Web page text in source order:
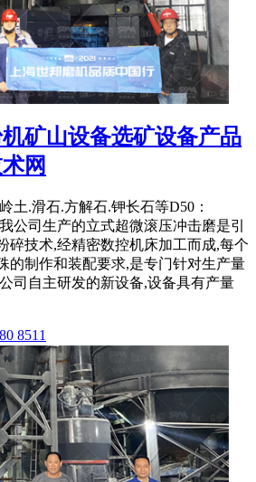
矿山设备选矿设备产品
网
土.滑石.方解石.钾长石等D50：
公司生产的立式超微滚压冲击磨是引
碎技术,经精密数控机床加工而成,每个
的制作和装配要求,是专门针对生产量
司自主研发的新设备,设备具有产量
8511